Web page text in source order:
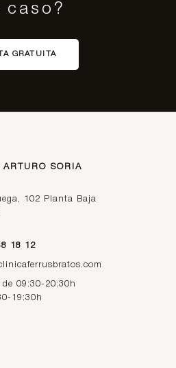
caso?
GRATUITA
SORIA
102 Planta Baja
18 12
de 09:30-20:30h
19:30h